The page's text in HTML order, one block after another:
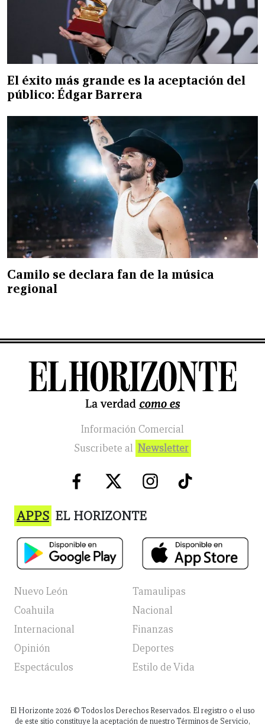
El éxito más grande es la aceptación del
público: Édgar Barrera
Camilo se declara fan de la música
regional
Información Comercial
Suscribete al Newsletter
APPS EL HORIZONTE
Nuevo León
Tamaulipas
Coahuila
Nacional
Internacional
Finanzas
Opinión
Deportes
Espectáculos
Estilo de Vida
El Horizonte 2026 © Todos los Derechos Reservados. El registro o el uso
de este sitio constituye la aceptación de nuestro Términos de Servicio,